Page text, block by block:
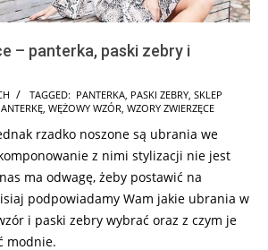
– panterka, paski zebry i
TAGGED: PANTERKA, PASKI ZEBRY, SKLEP
, WĘŻOWY WZÓR, WZORY ZWIERZĘCE
rzadko noszone są ubrania we
z nimi stylizacji nie jest
ma odwagę, żeby postawić na
podpowiadamy Wam jakie ubrania w
i paski zebry wybrać oraz z czym je
modnie.